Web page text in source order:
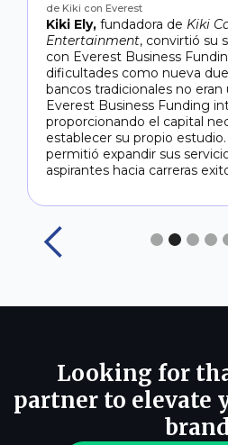
de Kiki con Everest
Kiki Ely, fundadora de Kiki
Entertainment, convirtió su
con Everest Business
dificultades como nueva
bancos tradicionales no eran
Everest Business Funding
proporcionando el capital
establecer su propio
permitió expandir sus
aspirantes hacia carreras
Slide 2 of 6.
Looking for
partner to elevate